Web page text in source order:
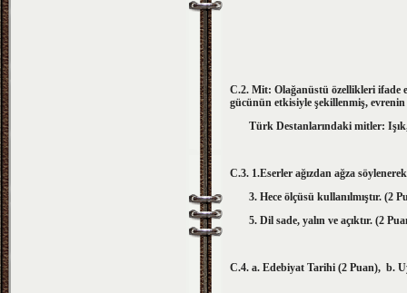
C.2. Mit: Olağanüstü özellikleri ifade
gücünün etkisiyle şekillenmiş,
Türk Destanlarındaki mitler: Işık,
C.3. 1.Eserler ağızdan ağza
3. Hece ölçüsü
5. Dil sade, yalın ve açıktır. (2
C.4. a. Edebiyat Tarihi (2 Puan), b.